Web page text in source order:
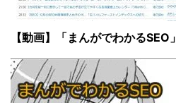
【動画】「まんがでわかるSEO」